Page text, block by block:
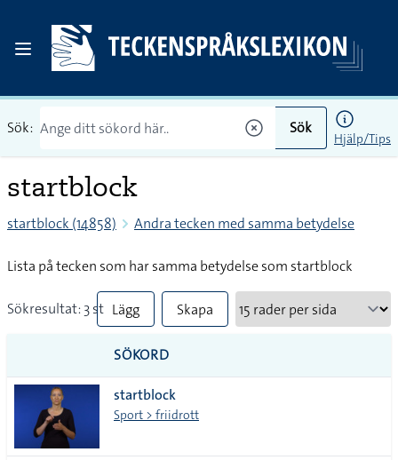
Sök: Sök
Hjälp/Tips
startblock
startblock (14858) Andra tecken med samma betydelse
Lista på tecken som har samma betydelse som startblock
Sökresultat: 3 st Lägg
till
alla i
lista
Skapa
SÖKORD
startblock
Sport > friidrott